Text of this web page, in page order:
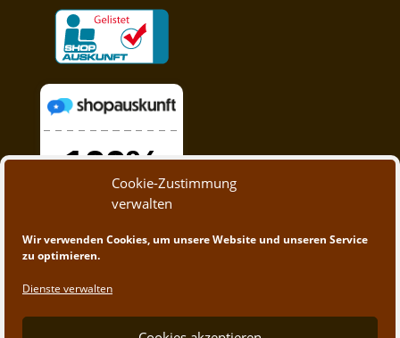
Cookie-Zustimmung
verwalten
Wir verwenden Cookies, um unsere Website und unseren Service
zu optimieren.
Dienste verwalten